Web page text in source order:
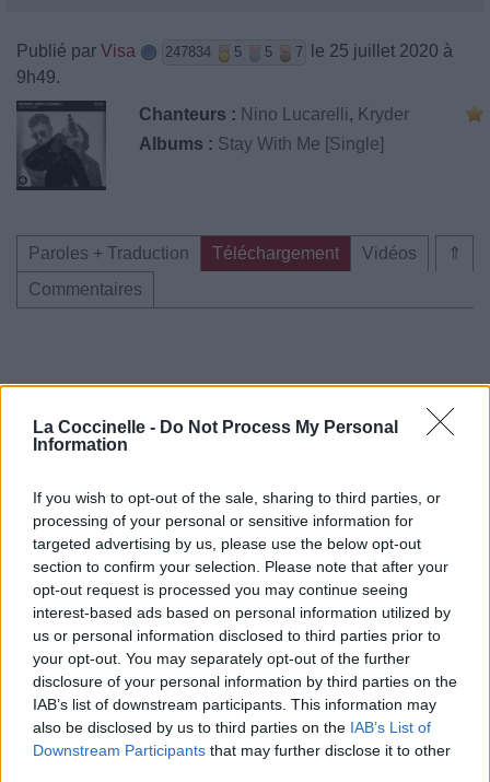
La Coccinelle - Do Not Process My Personal
Information
If you wish to opt-out of the sale, sharing to third parties, or
processing of your personal or sensitive information for
targeted advertising by us, please use the below opt-out
section to confirm your selection. Please note that after your
opt-out request is processed you may continue seeing
interest-based ads based on personal information utilized by
us or personal information disclosed to third parties prior to
your opt-out. You may separately opt-out of the further
disclosure of your personal information by third parties on the
IAB’s list of downstream participants. This information may
also be disclosed by us to third parties on the IAB’s List of
Downstream Participants that may further disclose it to other
Publié par Visa 247834 5 5 7
le 25 juillet 2020 à
9h49.
Chanteurs : Nino Lucarelli, Kryder
Albums : Stay With Me [Single]
⇑
Paroles + Traduction Téléchargement
Vidéos
Commentaires
Vous aimez chanter, apprenez la guitare chez
Télécharger légalement les MP3 ou trouver le CD sur
Trouver des vinyles et des CD sur
Trouver un instrument de musique ou une partition au
meilleur prix sur
Paroles + Traduction Téléchargement
Vidéos
Commentaires
Voir la vidéo de «Stay With Me (Ft.